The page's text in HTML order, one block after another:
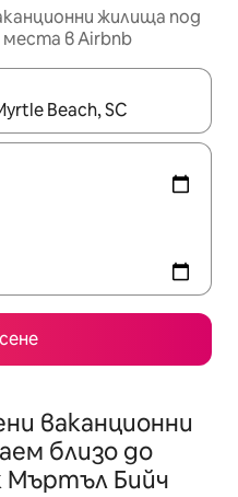
жилища под
в Airbnb
използвайте
ваканционни
близо до
Мъртъл Бийч